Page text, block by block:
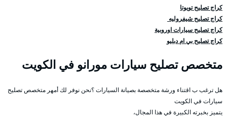
كراج تصليح تويوتا
كراج تصليح شيفروليه
كراج تصليح سيارات اوروبية
كراج تصليح بي ام دبليو
متخصص تصليح سيارات مورانو في الكويت
هل ترغب ب اقتناء ورشة متخصصة بصيانة السيارات ؟نحن نوفر لك أمهر متخصص تصليح
سيارات في الكويت
يتميز بخبرته الكبيرة في هذا المجال،